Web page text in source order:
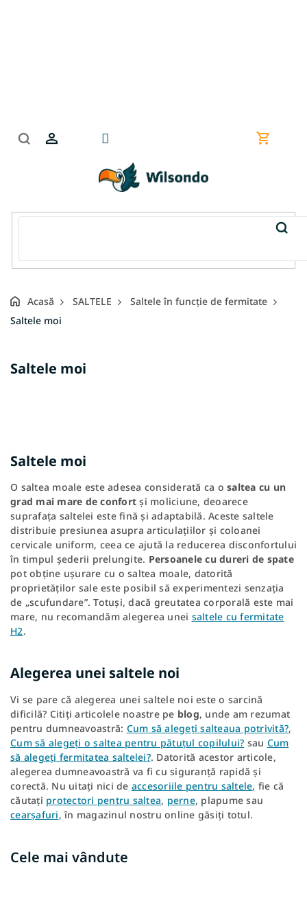
Coş
Acasă SALTELE
Saltele în funcție de fermitate
Saltele moi
Saltele moi
Saltele moi
O saltea moale este adesea considerată ca o saltea cu un
grad mai mare de confort și moliciune, deoarece
suprafața saltelei este fină și adaptabilă. Aceste saltele
distribuie presiunea asupra articulațiilor și coloanei
cervicale uniform, ceea ce ajută la reducerea disconfortului
în timpul șederii prelungite. Persoanele cu dureri de spate
pot obține ușurare cu o saltea moale, datorită
proprietăților sale este posibil să experimentezi senzația
de „scufundare”. Totuși, dacă greutatea corporală este mai
mare, nu recomandăm alegerea unei saltele cu fermitate
H2.
Alegerea unei saltele noi
Vi se pare că alegerea unei saltele noi este o sarcină
dificilă? Citiți articolele noastre pe blog, unde am rezumat
pentru dumneavoastră: Cum să alegeți salteaua potrivită?,
Cum să alegeți o saltea pentru pătuțul copilului? sau Cum
să alegeți fermitatea saltelei?. Datorită acestor articole,
alegerea dumneavoastră va fi cu siguranță rapidă și
corectă. Nu uitați nici de accesoriile pentru saltele, fie că
căutați protectori pentru saltea, perne, plapume sau
cearșafuri, în magazinul nostru online găsiți totul.
Cele mai vândute